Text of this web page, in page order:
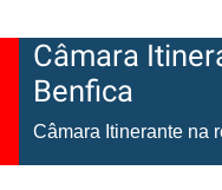
Câmara
Benfica
Câmara Itinerante na